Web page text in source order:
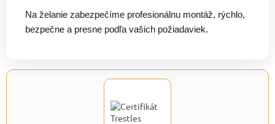
Na želanie zabezpečíme profesionálnu montáž, rýchlo,
bezpečne a presne podľa vašich požiadaviek.